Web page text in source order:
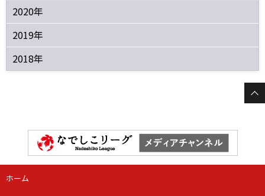
2020年
2019年
2018年
ホーム